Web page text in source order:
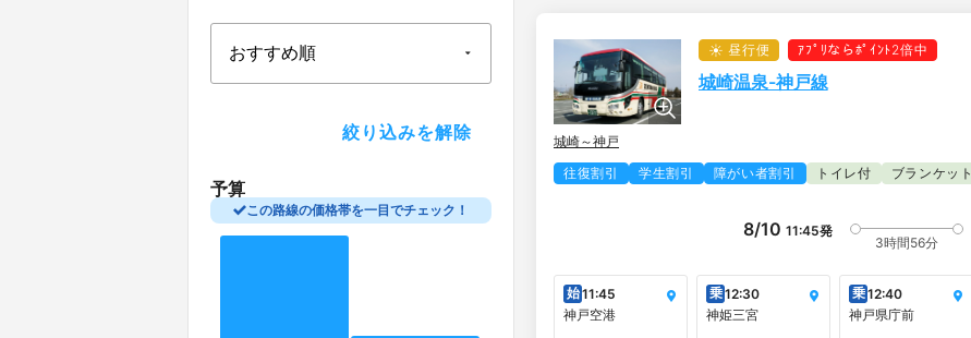
昼行便 ｱﾌﾟﾘならﾎﾟｲﾝﾄ2倍中
城崎温泉-神戸線
城崎～神戸
往復割引
学生割引 障がい者割引 トイレ付 ブランケット
8/10 11:45発
3時間56分
始11:45
神戸空港
乗12:30
神姫三宮
乗12:40
神戸県庁前
予算
この路線の価格帯を一目でチェック！